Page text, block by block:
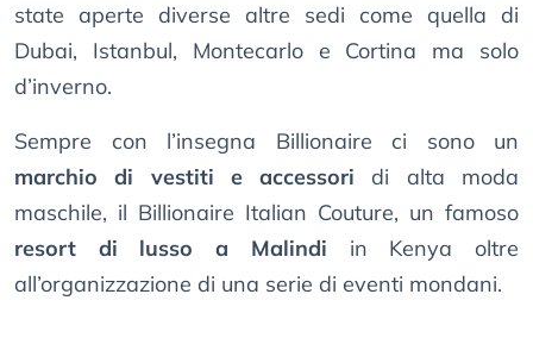
state aperte diverse altre sedi come quella di
Dubai, Istanbul, Montecarlo e Cortina ma solo
d’inverno.
Sempre con l’insegna Billionaire ci sono un
marchio di vestiti e accessori di alta moda
maschile, il Billionaire Italian Couture, un famoso
resort di lusso a Malindi in Kenya oltre
all’organizzazione di una serie di eventi mondani.